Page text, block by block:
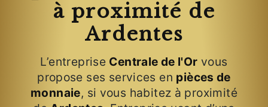
à proximité de
Ardentes
L’entreprise Centrale de l'Or vous
propose ses services en pièces de
monnaie, si vous habitez à proximité